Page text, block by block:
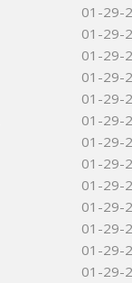
01-29-
01-29-
01-29-
01-29-
01-29-
01-29-
01-29-
01-29-
01-29-
01-29-
01-29-
01-29-
01-29-